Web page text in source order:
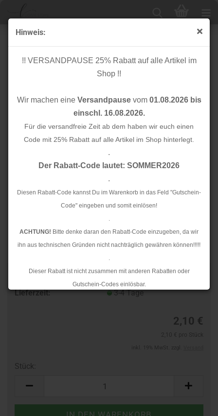
Hinweis:
!! VERSANDPAUSE 25% Rabatt auf alle Artikel im
Shop !!
Wir machen eine Versandpausevom 01.08.2026 bis
einschl. 16.08.2026.
Für die versandfreie Zeit ab dem haben wir euch einen
Code mit 25% Rabatt auf alle Artikel im Shop hinterlegt.
.
Der Rabatt-Code lautet: SOMMER2026
.
Diesen Rabatt-Code kannst Du im Warenkorb in das Feld "Gutschein-
Code" eingeben und somit einlösen!
.
ACHTUNG! Bitte denke daran den Rabatt-Code einzugeben, da wir
ihn aus technischen Gründen nicht nachträglich gewähren können!!!!!
.
Dieser Rabatt ist nicht zusammen mit anderen Rabatten oder
Gutschein-Codes einlösbar.
.
Rückstaus kann es jedoch zu längeren Lieferzeiten kommen.
Knopf Corozo - Blaze - 28 mm - old rose - Mind the
Maker
Lieferzeit:
3-4 Tage
2,10 €
Stück: